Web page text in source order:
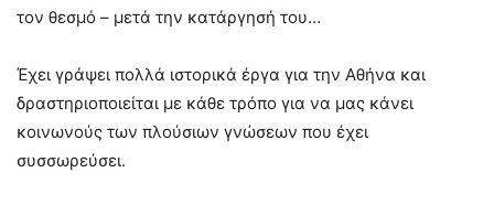
τον θεσμό – μετά την κατάργησή του…
Έχει γράψει πολλά ιστορικά έργα για την Αθήνα και
δραστηριοποιείται με κάθε τρόπο για να μας κάνει
κοινωνούς των πλούσιων γνώσεων που έχει
συσσωρεύσει.